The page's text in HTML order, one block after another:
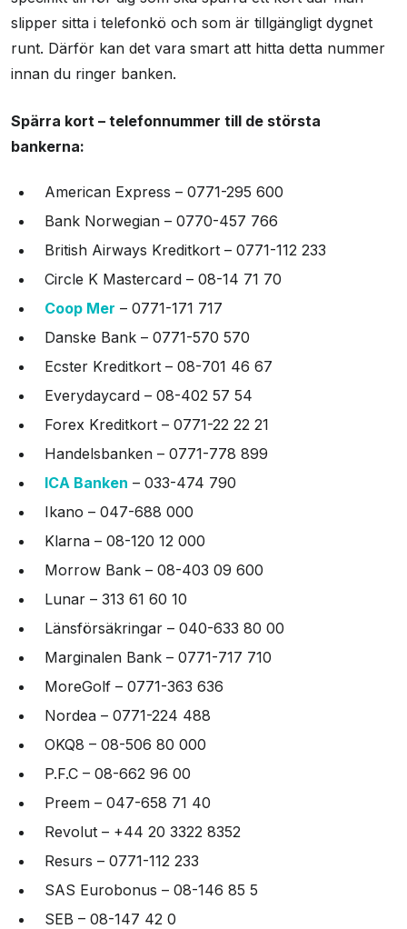
slipper sitta i telefonkö och som är tillgängligt dygnet
runt. Därför kan det vara smart att hitta detta nummer
innan du ringer banken.
Spärra kort – telefonnummer till de största
bankerna:
American Express – 0771-295 600
Bank Norwegian – 0770-457 766
British Airways Kreditkort – 0771-112 233
Circle K Mastercard – 08-14 71 70
Coop Mer – 0771-171 717
Danske Bank – 0771-570 570
Ecster Kreditkort – 08-701 46 67
Everydaycard – 08-402 57 54
Forex Kreditkort – 0771-22 22 21
Handelsbanken – 0771-778 899
ICA Banken – 033-474 790
Ikano – 047-688 000
Klarna – 08-120 12 000
Morrow Bank – 08-403 09 600
Lunar – 313 61 60 10
Länsförsäkringar – 040-633 80 00
Marginalen Bank – 0771-717 710
MoreGolf – 0771-363 636
Nordea – 0771-224 488
OKQ8 – 08-506 80 000
P.F.C – 08-662 96 00
Preem – 047-658 71 40
Revolut – +44 20 3322 8352
Resurs – 0771-112 233
SAS Eurobonus – 08-146 85 5
SEB – 08-147 42 0